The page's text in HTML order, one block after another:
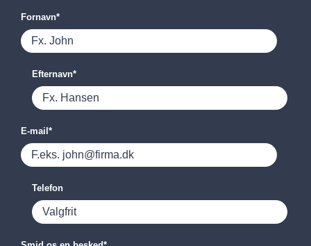
Fornavn*
Efternavn*
E-mail *
Telefon